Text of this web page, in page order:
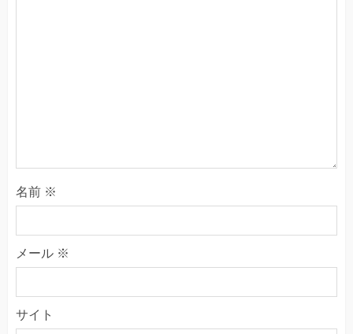
名前 ※
メール ※
サイト